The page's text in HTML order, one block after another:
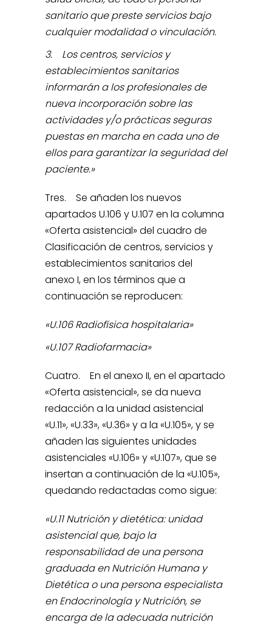
sanitario que preste servicios bajo
cualquier modalidad o vinculación.
3. Los centros, servicios y
establecimientos sanitarios
informarán a los profesionales de
nueva incorporación sobre las
actividades y/o prácticas seguras
puestas en marcha en cada uno de
ellos para garantizar la seguridad del
paciente.»
Tres. Se añaden los nuevos
apartados U.106 y U.107 en la columna
«Oferta asistencial» del cuadro de
Clasificación de centros, servicios y
establecimientos sanitarios del
anexo I, en los términos que a
continuación se reproducen:
«U.106 Radiofísica hospitalaria»
«U.107 Radiofarmacia»
Cuatro. En el anexo II, en el apartado
«Oferta asistencial», se da nueva
redacción a la unidad asistencial
«U.11», «U.33», «U.36» y a la «U.105», y se
añaden las siguientes unidades
asistenciales «U.106» y «U.107», que se
insertan a continuación de la «U.105»,
quedando redactadas como sigue:
«U.11 Nutrición y dietética: unidad
asistencial que, bajo la
responsabilidad de una persona
graduada en Nutrición Humana y
Dietética o una persona especialista
en Endocrinología y Nutrición, se
encarga de la adecuada nutrición